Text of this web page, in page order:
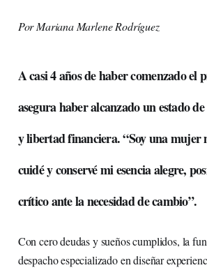
Por Mariana Marlene Rodríguez
A casi 4 años de haber comenzado el
asegura haber alcanzado un estado
y libertad financiera. “Soy una mujer
cuidé y conservé mi esencia alegre,
crítico ante la necesidad de cambio”.
Con cero deudas y sueños cumplidos, la
despacho especializado en diseñar